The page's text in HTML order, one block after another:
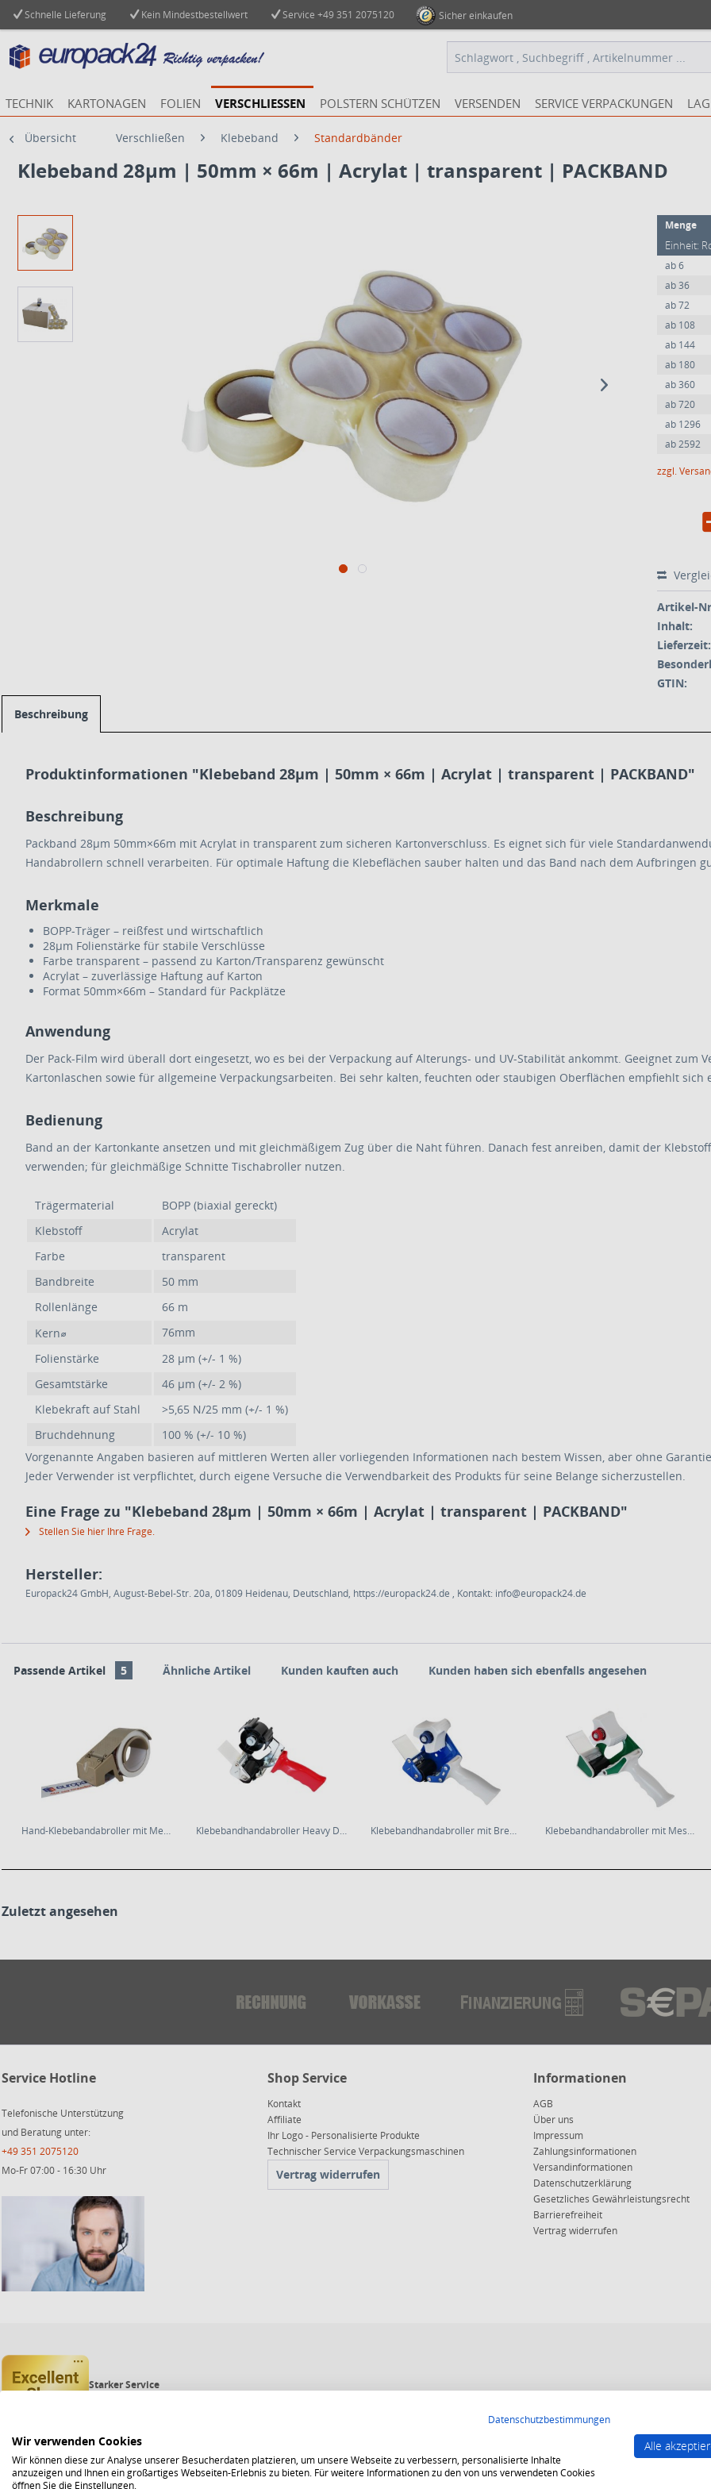
Schnelle Lieferung Kein Mindestbestellwert Service +49 351 2075120 Sicher einkaufen
TECHNIK KARTONAGEN FOLIEN VERSCHLIESSEN POLSTERN SCHÜTZEN VERSENDEN SERVICE VERPACKUNGEN
Übersicht Verschließen Klebeband Standardbänder
Klebeband 28µm | 50mm × 66m | Acrylat | transparent | PACKBAND
Menge
Einheit:
ab6
ab36
ab72
ab 108
ab 144
ab 180
ab360
ab720
ab 1296
ab2592
zzgl.
Artikel-
Inhalt:
Lieferzeit:
GTIN:
Beschreibung
Produktinformationen "Klebeband 28µm | 50mm × 66m | Acrylat | transparent | PACKBAND"
Beschreibung
Packband 28µm 50mm×66m mit Acrylat in transparent zum sicheren Kartonverschluss. Es eignet sich für viele
Handabrollern schnell verarbeiten. Für optimale Haftung die Klebeflächen sauber halten und das Band nach dem Aufbringen
Merkmale
BOPP-Träger – reißfest und wirtschaftlich
28µm Folienstärke für stabile Verschlüsse
Farbe transparent – passend zu Karton/Transparenz gewünscht
Acrylat – zuverlässige Haftung auf Karton
Format 50mm×66m – Standard für Packplätze
Anwendung
Der Pack-Film wird überall dort eingesetzt, wo es bei der Verpackung auf Alterungs- und UV-Stabilität ankommt. Geeignet zum
Kartonlaschen sowie für allgemeine Verpackungsarbeiten. Bei sehr kalten, feuchten oder staubigen Oberflächen empfiehlt
Bedienung
Band an der Kartonkante ansetzen und mit gleichmäßigem Zug über die Naht führen. Danach fest anreiben, damit der
verwenden; für gleichmäßige Schnitte Tischabroller nutzen.
Trägermaterial
BOPP (biaxial gereckt)
Klebstoff
Acrylat
Farbe
transparent
Bandbreite
50 mm
Rollenlänge
66 m
Kern⌀
76mm
Folienstärke
28 μm (+/- 1 %)
Gesamtstärke
46 μm (+/- 2 %)
Klebekraft auf Stahl
>5,65 N/25 mm (+/- 1 %)
Bruchdehnung
100 % (+/- 10 %)
Vorgenannte Angaben basieren auf mittleren Werten aller vorliegenden Informationen nach bestem Wissen, aber ohne
Jeder Verwender ist verpflichtet, durch eigene Versuche die Verwendbarkeit des Produkts für seine Belange sicherzustellen.
Eine Frage zu "Klebeband 28µm | 50mm × 66m | Acrylat | transparent | PACKBAND"
Stellen Sie hier Ihre Frage.
Hersteller:
Europack24 GmbH, August-Bebel-Str. 20a, 01809 Heidenau, Deutschland, https://europack24.de , Kontakt: info@europack24.de
Passende Artikel 5 Ähnliche Artikel Kunden kauften auch Kunden haben sich ebenfalls angesehen
Hand-Klebebandabroller mit Messerschutz für... Klebebandhandabroller Heavy Duty mit Bremse für... Klebebandhandabroller mit Bremse für 50mm Packband Klebebandhandabroller mit Messerschutz und...
Zuletzt angesehen
Service Hotline
Telefonische Unterstützung
und Beratung unter:
+49 351 2075120
Mo-Fr 07:00 - 16:30 Uhr
Shop Service
Kontakt
Affiliate
Ihr Logo - Personalisierte Produkte
Technischer Service Verpackungsmaschinen
Vertrag widerrufen
Informationen
AGB
Über uns
Impressum
Zahlungsinformationen
Versandinformationen
Datenschutzerklärung
Gesetzliches Gewährleistungsrecht
Barrierefreiheit
Vertrag widerrufen
Starker Service
Um das Trusted Shops Gütesiegel zu tragen, müssen fortwährend strenge Qualitätsindikatoren erfüllt werden.
Bewährte Sicherheit
Jede Bestellung ist durch den Trusted Shops Käuferschutz abgesichert und es gelten strenge Kriterien zum Schutz persönlicher Daten.
Datenschutzbestimmungen
Wir verwenden Cookies
Wir können diese zur Analyse unserer Besucherdaten platzieren, um unsere Webseite zu verbessern, personalisierte Inhalte
anzuzeigen und Ihnen ein großartiges Webseiten-Erlebnis zu bieten. Für weitere Informationen zu den von uns verwendeten Cookies
öffnen Sie die Einstellungen.
Alle